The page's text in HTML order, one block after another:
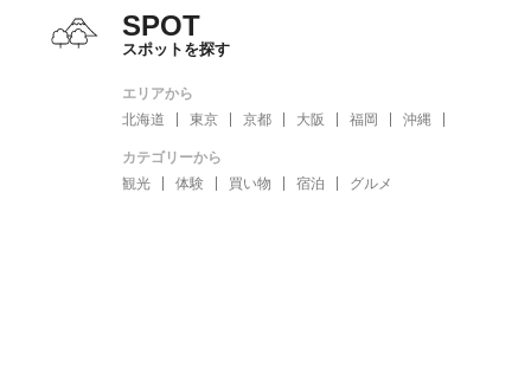
SPOT
スポットを探す
エリアから
北海道
東京 京都 大阪 福岡 沖縄
カテゴリーから
観光
体験 買い物 宿泊 グルメ